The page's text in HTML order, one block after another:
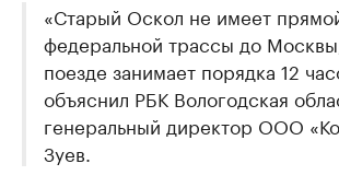
«Старый Оскол не имеет
федеральной трассы до
поезде занимает порядка 12
объяснил РБК Вологодская
генеральный директор ООО
Зуев.